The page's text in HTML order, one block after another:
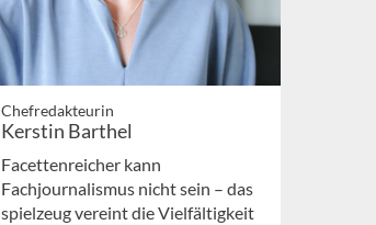
Chefredakteurin
Kerstin Barthel
Facettenreicher kann
Fachjournalismus nicht sein – das
spielzeug vereint die Vielfältigkeit